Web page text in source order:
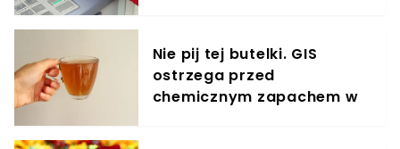
Nie pij tej butelki. GIS
ostrzega przed
chemicznym zapachem w